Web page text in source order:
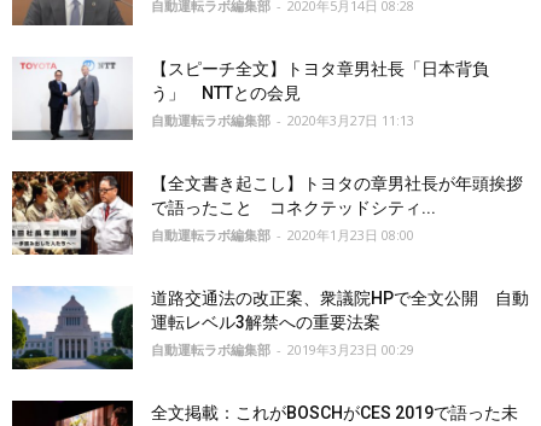
自動運転ラボ編集部 - 2020年5月14日 08:28
【スピーチ全文】トヨタ章男社長「日本背負
う」 NTTとの会見
自動運転ラボ編集部 - 2020年3月27日 11:13
【全文書き起こし】トヨタの章男社長が年頭挨拶
で語ったこと コネクテッドシティ...
自動運転ラボ編集部 - 2020年1月23日 08:00
道路交通法の改正案、衆議院HPで全文公開 自動
運転レベル3解禁への重要法案
自動運転ラボ編集部 - 2019年3月23日 00:29
全文掲載：これがBOSCHがCES 2019で語った未